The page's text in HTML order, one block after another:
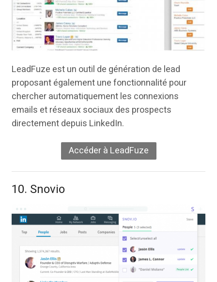
LeadFuze est un outil de génération de lead
proposant également une fonctionnalité pour
chercher automatiquement les connexions
emails et réseaux sociaux des prospects
directement depuis LinkedIn.
Accéder à LeadFuze
10. Snovio